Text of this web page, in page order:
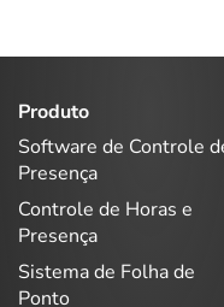
Produto
Software de Controle
Presença
Controle de Horas e
Presença
Sistema de Folha de
Ponto